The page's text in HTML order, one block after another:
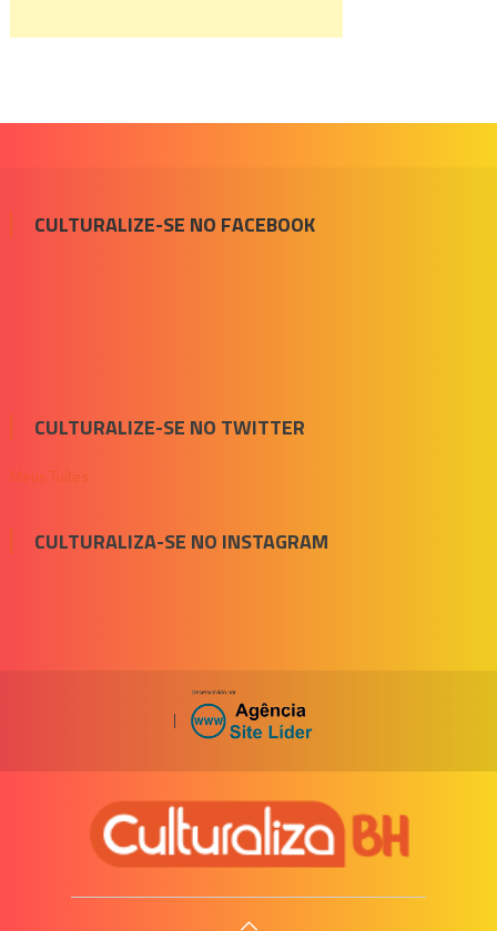
CULTURALIZE-SE NO FACEBOOK
CULTURALIZE-SE NO TWITTER
Meus Tuítes
CULTURALIZA-SE NO INSTAGRAM
|